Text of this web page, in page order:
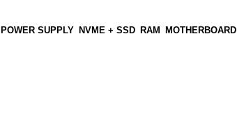
MOTHERBOARD
RAM
NVME + SSD
POWER SUPPLY